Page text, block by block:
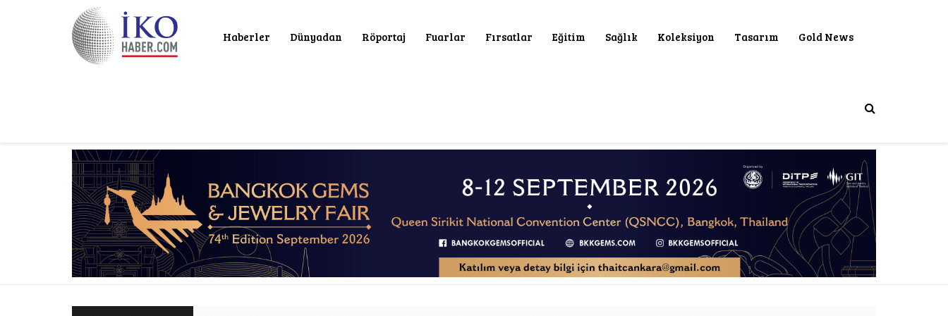
Haberler Dünyadan Röportaj Fuarlar Fırsatlar Eğitim Sağlık Koleksiyon Tasarım Gold News